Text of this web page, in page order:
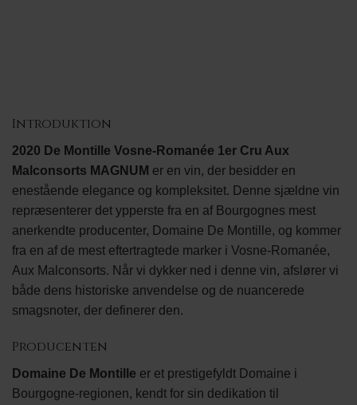
Introduktion
2020 De Montille Vosne-Romanée 1er Cru Aux
Malconsorts MAGNUM er en vin, der besidder en
enestående elegance og kompleksitet. Denne sjældne vin
repræsenterer det ypperste fra en af Bourgognes mest
anerkendte producenter, Domaine De Montille, og kommer
fra en af de mest eftertragtede marker i Vosne-Romanée,
Aux Malconsorts. Når vi dykker ned i denne vin, afslører vi
både dens historiske anvendelse og de nuancerede
smagsnoter, der definerer den.
Producenten
Domaine De Montille er et prestigefyldt Domaine i
Bourgogne-regionen, kendt for sin dedikation til